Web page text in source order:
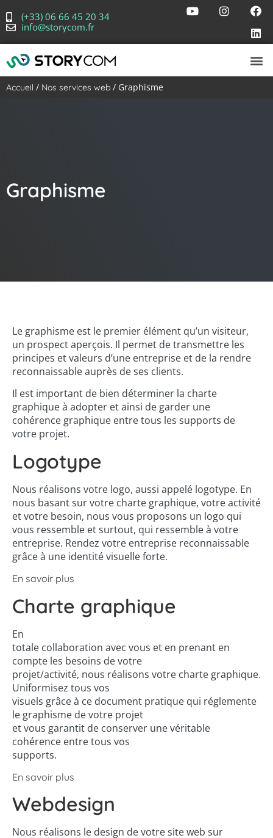
(+33) 06 66 45 20 34
info@storycom.fr
Accueil / Nos services web / Graphisme
Graphisme
Le graphisme est le premier élément qu’un visiteur,
un prospect aperçois. Il permet de transmettre les
principes et valeurs d’une entreprise et de la rendre
reconnaissable auprès de ses clients.
Il est important de bien déterminer la charte
graphique à adopter et ainsi de garder une
cohérence graphique entre tous les supports de
votre projet.
Logotype
Nous réalisons votre logo, aussi appelé logotype. En
nous basant sur votre charte graphique, votre activité
et votre besoin, nous vous proposons un logo qui
vous ressemble et surtout, qui ressemble à votre
entreprise. Rendez votre entreprise reconnaissable
grâce à une identité visuelle forte.
En savoir plus
Charte graphique
En
totale collaboration avec vous et en prenant en
compte les besoins de votre
projet/activité, nous réalisons votre charte graphique.
Uniformisez tous vos
visuels grâce à ce document pratique qui réglemente
le graphisme de votre projet
et vous garantit de conserver une véritable
cohérence entre tous vos
supports.
En savoir plus
Webdesign
Nous réalisons le design de votre site web sur